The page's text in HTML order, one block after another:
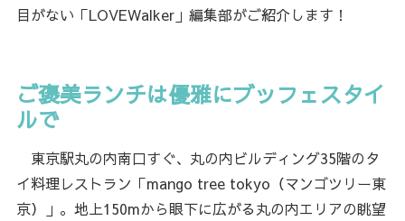
目がない「LOVEWalker」編集部がご紹介します！
ご褒美ランチは優雅にブッフェスタイ
ルで
東京駅丸の内南口すぐ、丸の内ビルディング35階のタ
イ料理レストラン「mango tree tokyo（マンゴツリー東
京）」。地上150mから眼下に広がる丸の内エリアの眺望